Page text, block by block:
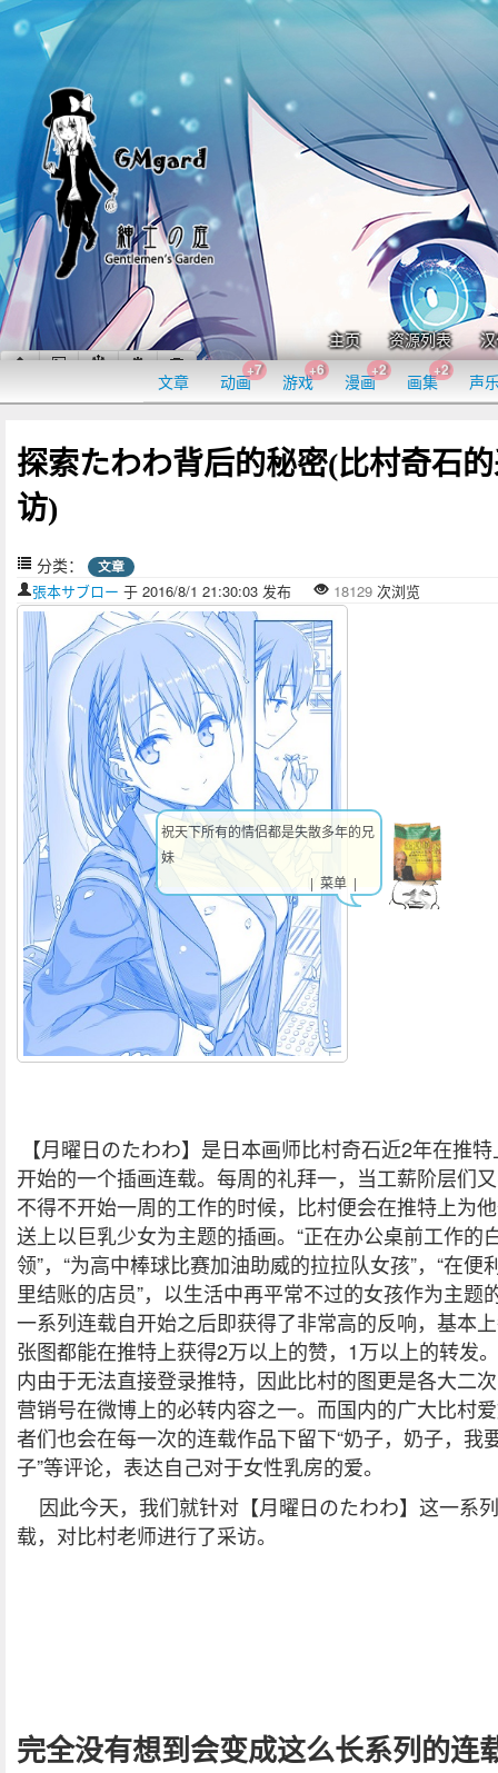
主页 资源列表
文章 动画
+7
游戏
+6
漫画
+2
画集
+2
声
探索たわわ背后的秘密(比村奇石
访)
分类： 文章
張本サブロー 于 2016/8/1 21:30:03 发布 18129 次浏览
【月曜日のたわわ】是日本画师比村奇石近2年在推
开始的一个插画连载。每周的礼拜一，当工薪阶层们
不得不开始一周的工作的时候，比村便会在推特上为
送上以巨乳少女为主题的插画。“正在办公桌前工作的
领”，“为高中棒球比赛加油助威的拉拉队女孩”，“在便
里结账的店员”，以生活中再平常不过的女孩作为主题
一系列连载自开始之后即获得了非常高的反响，基本
张图都能在推特上获得2万以上的赞，1万以上的转发
内由于无法直接登录推特，因此比村的图更是各大二
营销号在微博上的必转内容之一。而国内的广大比村
者们也会在每一次的连载作品下留下“奶子，奶子，我
子”等评论，表达自己对于女性乳房的爱。
因此今天，我们就针对【月曜日のたわわ】这一系
载，对比村老师进行了采访。
完全没有想到会变成这么长系列的连
祝天下所有的情侣都是失散多年的兄
妹
| 菜单 |